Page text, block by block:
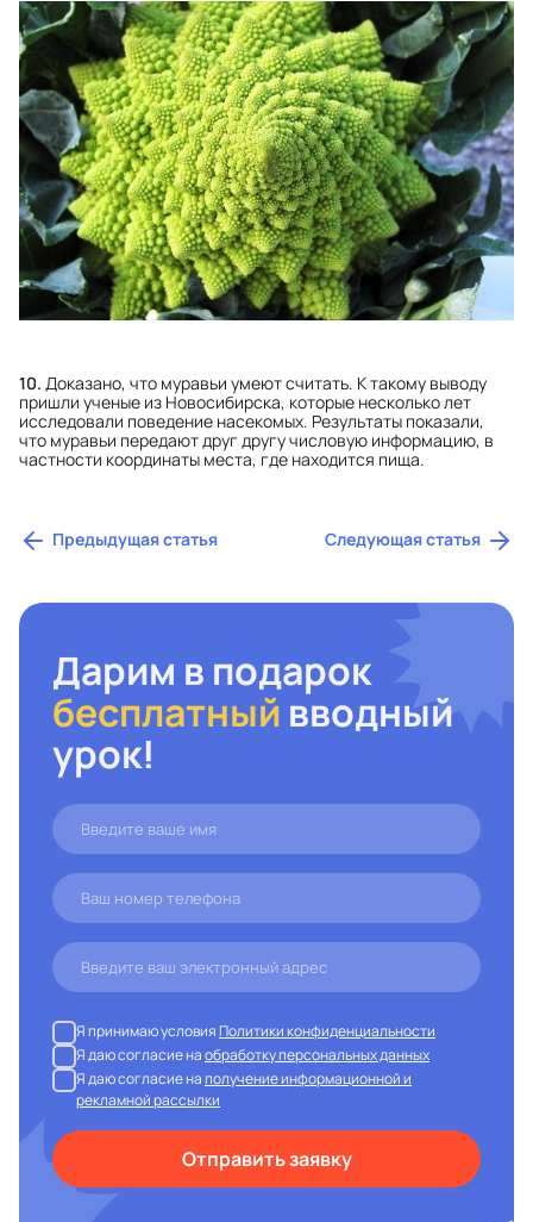
10. Доказано, что муравьи умеют считать. К такому выводу
пришли ученые из Новосибирска, которые несколько лет
исследовали поведение насекомых. Результаты показали,
что муравьи передают друг другу числовую информацию, в
частности координаты места, где находится пища.
Предыдущая статья Следующая статья
Дарим в подарок
бесплатный вводный
урок!
Я принимаю условияПолитики конфиденциальности
Я даю согласие наобработку персональных данных
Я даю согласие наполучение информационной и
рекламной рассылки
Отправить заявку